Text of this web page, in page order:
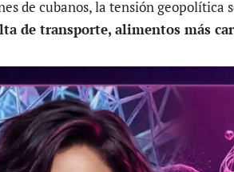
de cubanos, la tensión geopolítica
de transporte, alimentos más